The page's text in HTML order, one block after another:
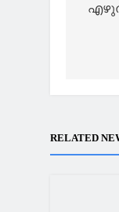
RELATED